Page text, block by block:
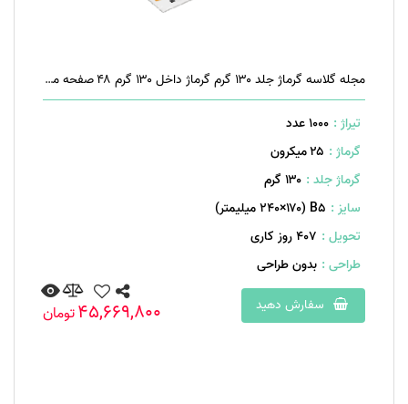
مجله گلاسه گرماژ جلد ۱۳۰ گرم گرماژ داخل ۱۳۰ گرم ۴۸ صفحه منگنه تخت
تیراژ : 1000 عدد
گرماژ : ۲۵ میکرون
گرماژ جلد : ۱۳۰ گرم
سایز : B۵ (۲۴۰×۱۷۰ میلیمتر)
تحویل : 407 روز کاری
طراحی : بدون طراحی
سفارش دهید
45,669,800تومان